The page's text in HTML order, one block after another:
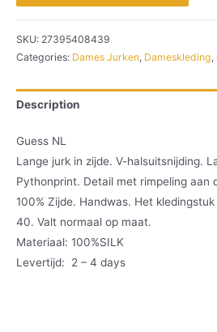
SKU: 27395408439
Categories: Dames Jurken, Dameskleding,
Description
Guess NL
Lange jurk in zijde. V-halsuitsnijding.
Pythonprint. Detail met rimpeling aan
100% Zijde. Handwas. Het
40. Valt normaal op maat.
Materiaal: 100%SILK
Levertijd: 2 – 4 days